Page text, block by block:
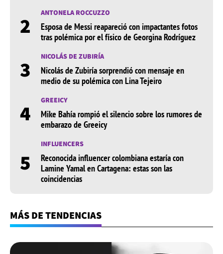
2 ANTONELA ROCCUZZO
Esposa de Messi reapareció con impactantes fotos
tras polémica por el físico de Georgina Rodríguez
3 NICOLÁS DE ZUBIRÍA
Nicolás de Zubiría sorprendió con mensaje en
medio de su polémica con Lina Tejeiro
4 GREEICY
Mike Bahía rompió el silencio sobre los rumores de
embarazo de Greeicy
5
INFLUENCERS
Reconocida influencer colombiana estaría con
Lamine Yamal en Cartagena: estas son las
coincidencias
MÁS DE TENDENCIAS